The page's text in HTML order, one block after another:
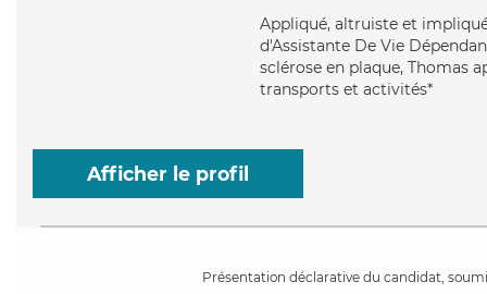
Appliqué, altruiste et
d'Assistante De Vie
sclérose en plaque, Thomas
transports et activités*
Afficher le profil
Présentation déclarative du candidat,